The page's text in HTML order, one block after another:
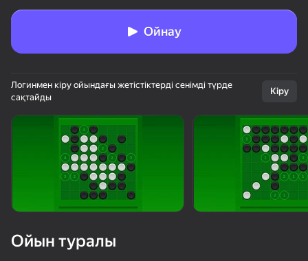
Жүктеу
Ойнау
Логинмен кіру ойындағы жетістіктерді сенімді түрде
сақтайды
Кіру
Ойын туралы